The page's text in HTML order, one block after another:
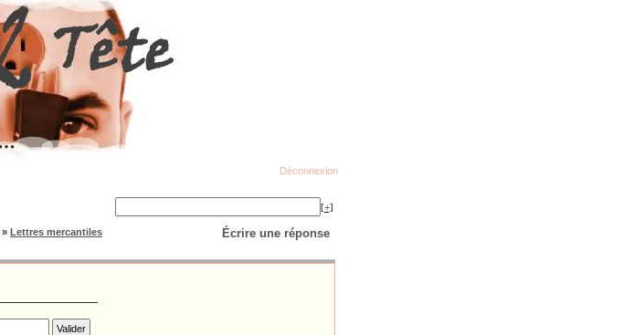
Déconnexion
[+]
Écrire une réponse
» Lettres mercantiles